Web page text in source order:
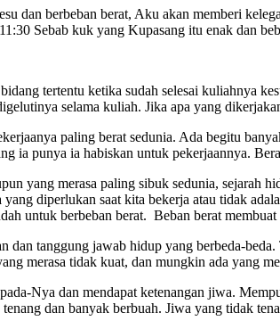
dan berbeban berat, Aku akan memberi
Sebab kuk yang Kupasang itu enak dan
tertentu ketika sudah selesai kuliahnya
selama kuliah. Jika apa yang
paling berat sedunia. Ada begitu
ia punya ia habiskan untuk pekerjaannya.
yang merasa paling sibuk sedunia,
diperlukan saat kita bekerja atau tidak
untuk berbeban berat. Beban berat
dan tanggung jawab hidup yang berbeda-
merasa tidak kuat, dan mungkin ada yang
Nya dan mendapat ketenangan jiwa.
dan banyak berbuah. Jiwa yang tidak